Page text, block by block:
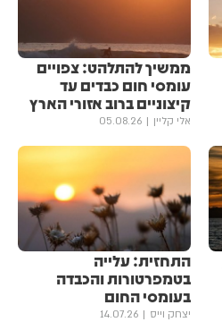
ממשיך להתלהט: צפויים
עומסי חום כבדים עד
קיצוניים ברוב אזורי הארץ
אלי קליין 05.08.26
התחזית: עלייה
בטמפרטורות והכבדה
בעומסי החום
יצחק וייס 14.07.26